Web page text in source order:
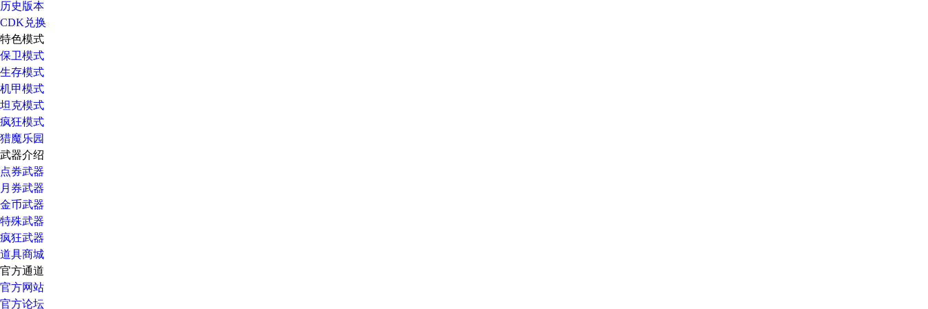
历史版本
CDK兑换
特色模式
保卫模式
生存模式
机甲模式
坦克模式
疯狂模式
猎魔乐园
武器介绍
点券武器
月券武器
金币武器
特殊武器
疯狂武器
道具商城
官方通道
官方网站
官方论坛